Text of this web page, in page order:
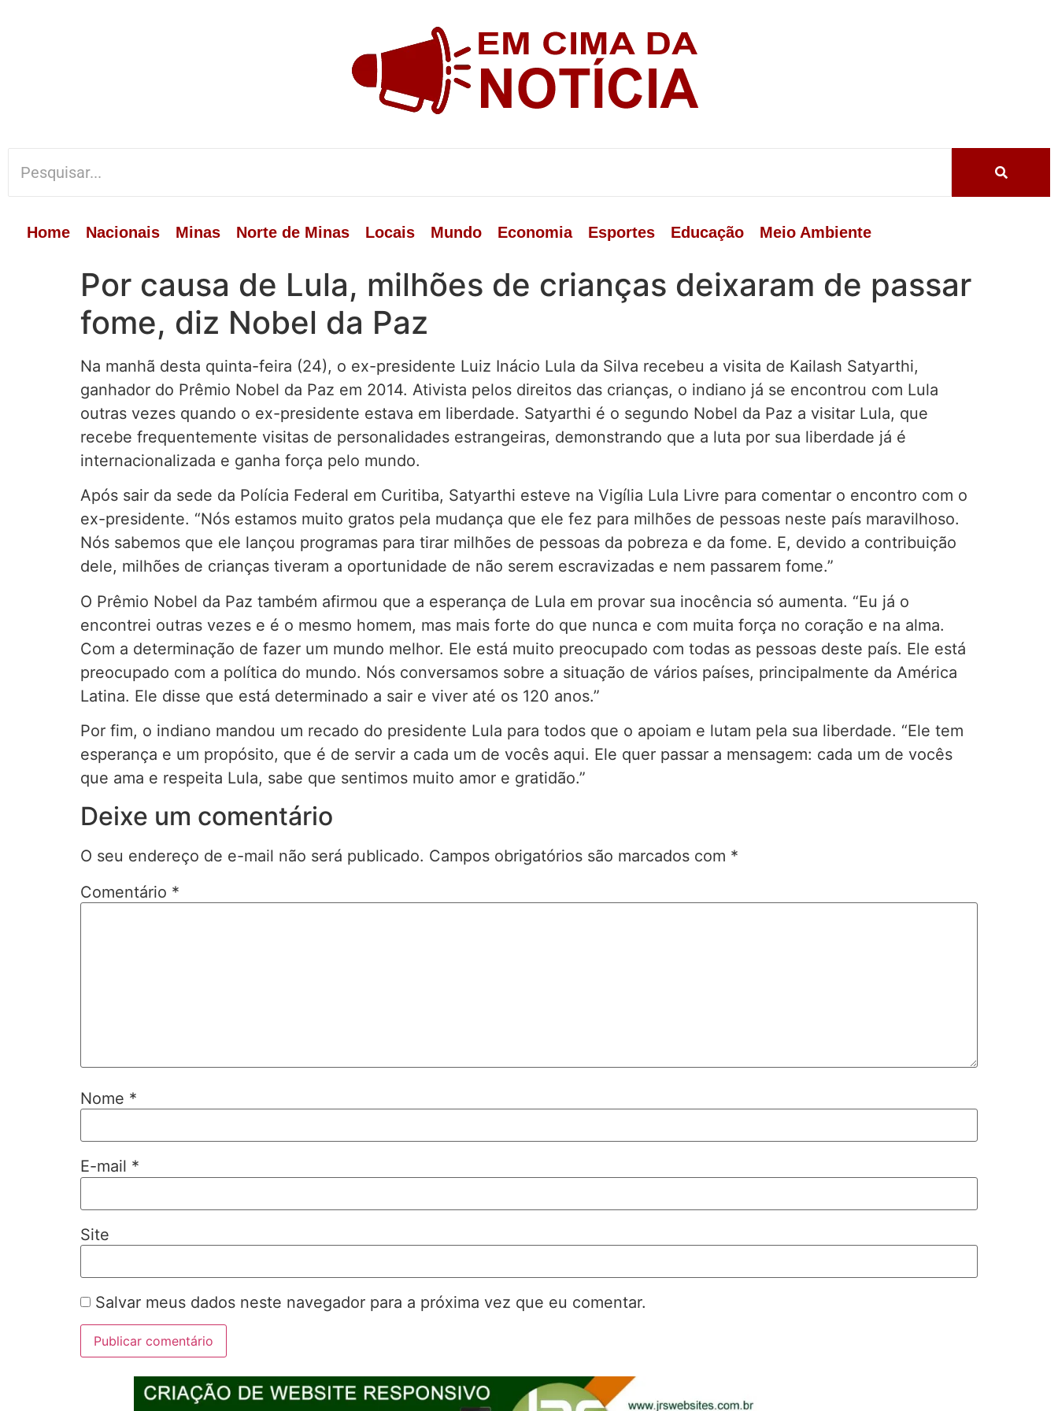
Home Nacionais Minas Norte de Minas Locais Mundo Economia Esportes Educação Meio Ambiente
Por causa de Lula, milhões de crianças deixaram de passar
fome, diz Nobel da Paz
Na manhã desta quinta-feira (24), o ex-presidente Luiz Inácio Lula da Silva recebeu a visita de Kailash Satyarthi,
ganhador do Prêmio Nobel da Paz em 2014. Ativista pelos direitos das crianças, o indiano já se encontrou com Lula
outras vezes quando o ex-presidente estava em liberdade. Satyarthi é o segundo Nobel da Paz a visitar Lula, que
recebe frequentemente visitas de personalidades estrangeiras, demonstrando que a luta por sua liberdade já é
internacionalizada e ganha força pelo mundo.
Após sair da sede da Polícia Federal em Curitiba, Satyarthi esteve na Vigília Lula Livre para comentar o encontro com o
ex-presidente. “Nós estamos muito gratos pela mudança que ele fez para milhões de pessoas neste país maravilhoso.
Nós sabemos que ele lançou programas para tirar milhões de pessoas da pobreza e da fome. E, devido a contribuição
dele, milhões de crianças tiveram a oportunidade de não serem escravizadas e nem passarem fome.”
O Prêmio Nobel da Paz também afirmou que a esperança de Lula em provar sua inocência só aumenta. “Eu já o
encontrei outras vezes e é o mesmo homem, mas mais forte do que nunca e com muita força no coração e na alma.
Com a determinação de fazer um mundo melhor. Ele está muito preocupado com todas as pessoas deste país. Ele está
preocupado com a política do mundo. Nós conversamos sobre a situação de vários países, principalmente da América
Latina. Ele disse que está determinado a sair e viver até os 120 anos.”
Por fim, o indiano mandou um recado do presidente Lula para todos que o apoiam e lutam pela sua liberdade. “Ele tem
esperança e um propósito, que é de servir a cada um de vocês aqui. Ele quer passar a mensagem: cada um de vocês
que ama e respeita Lula, sabe que sentimos muito amor e gratidão.”
Deixe um comentário
O seu endereço de e-mail não será publicado. Campos obrigatórios são marcados com *
Comentário *
Nome *
E-mail *
Site
Salvar meus dados neste navegador para a próxima vez que eu comentar.